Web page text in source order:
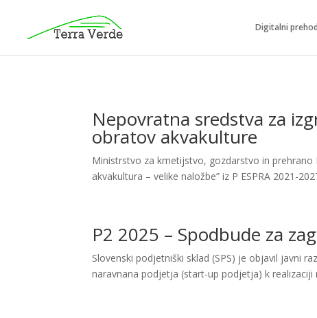
Digitalni prehod
Nepovratna sredstva za
obratov akvakulture
Ministrstvo za kmetijstvo, gozdarstvo in prehrano
akvakultura – velike naložbe” iz P ESPRA 2021-
P2 2025 – Spodbude za
Slovenski podjetniški sklad (SPS) je objavil javni
naravnana podjetja (start-up podjetja) k realizaciji